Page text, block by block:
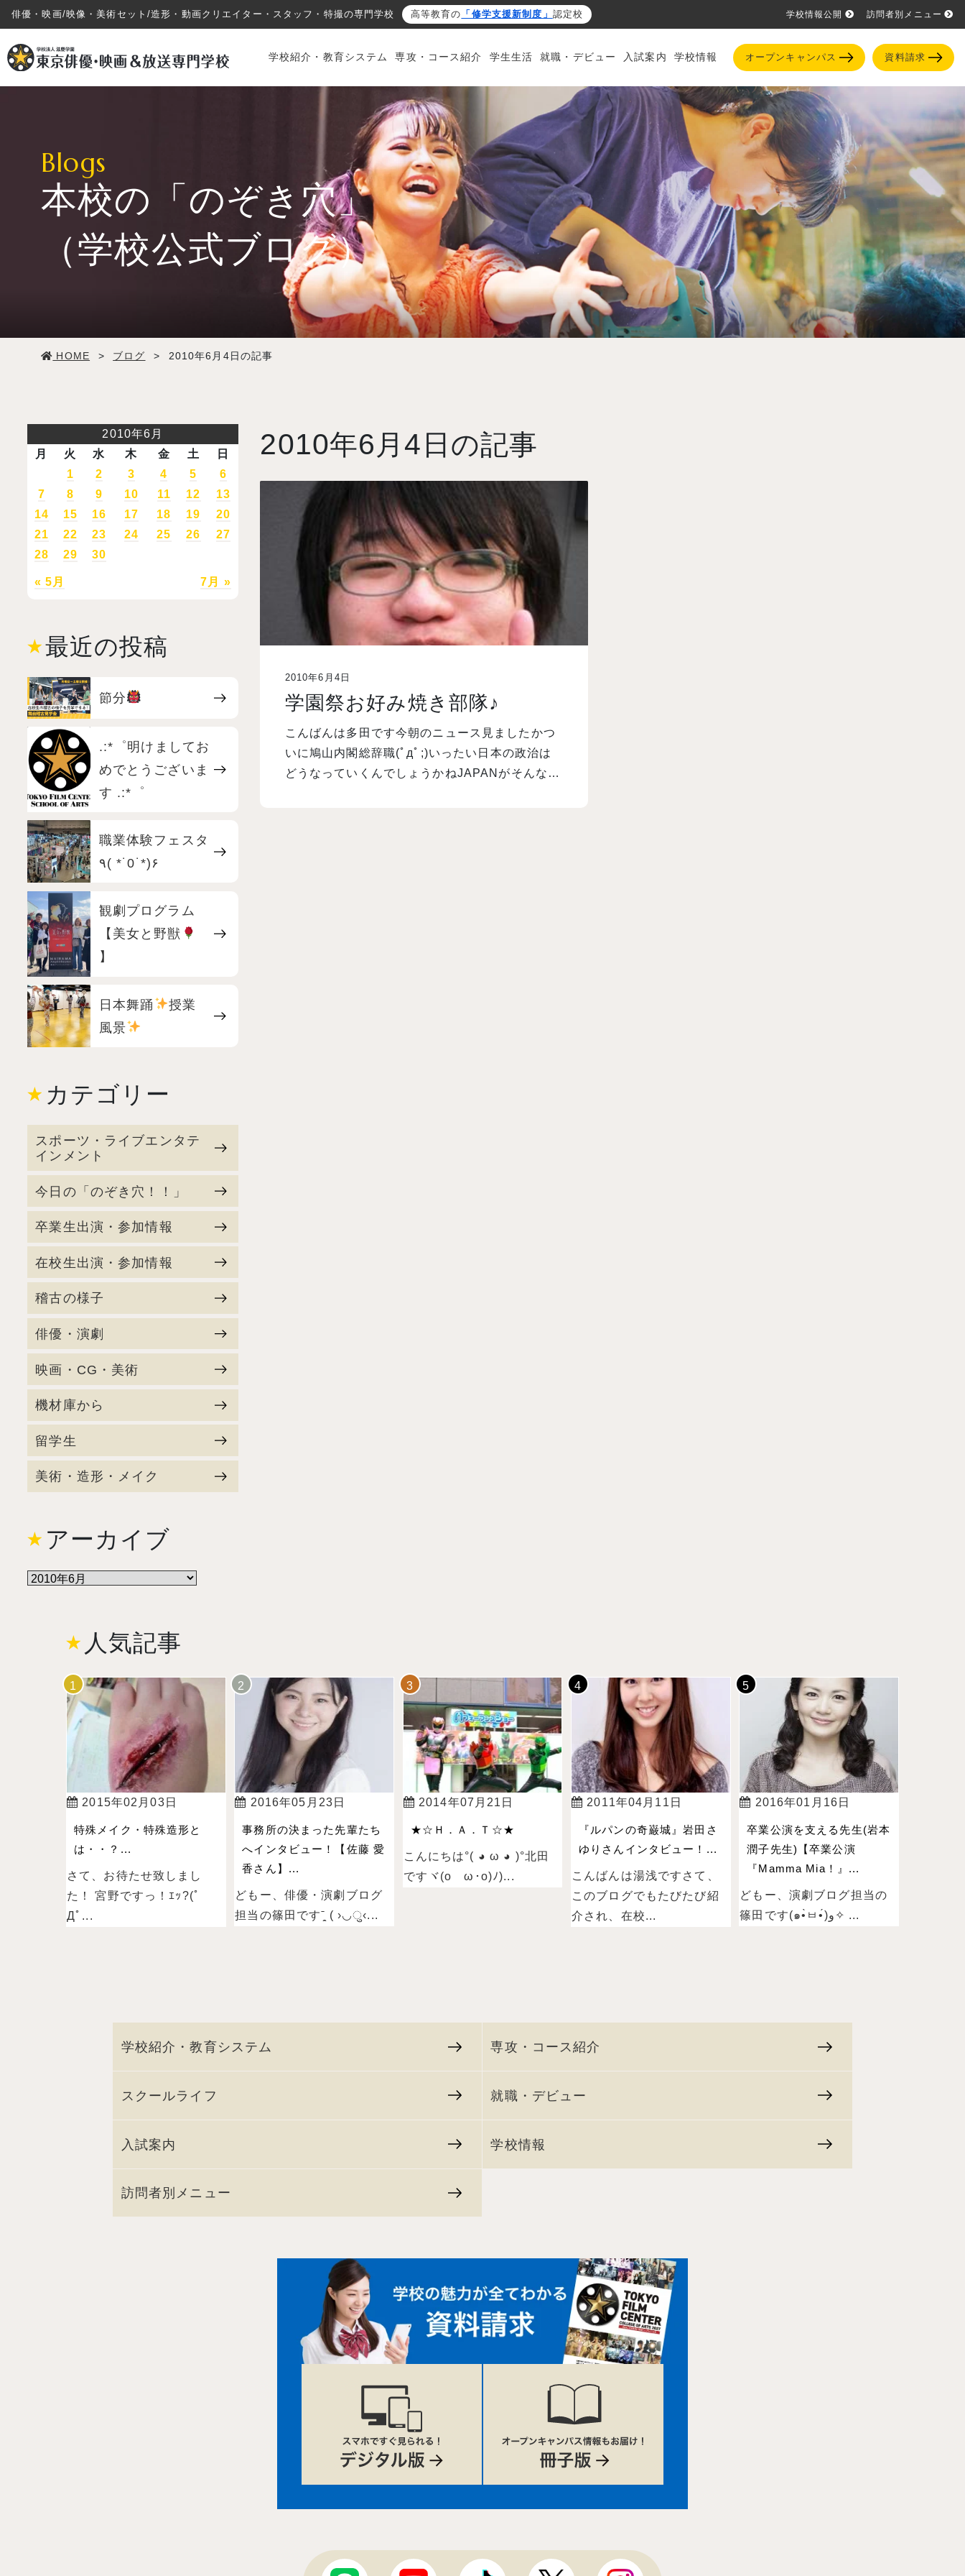
俳優・映画/映像・美術セット/造形・動画クリエイター・スタッフ・特撮の専門学校 高等教育の 「修学支援新制度」 認定校 学校情報公開 訪問者別メニュー
学校紹介・教育システム 専攻・コース紹介 学生生活 就職・デビュー 入試案内 学校情報 オープンキャンパス 資料請求
専攻・コース紹介
入試案内
学校情報
オープンキャンパス
訪問者別メニュー
Blogs
本校の「のぞき穴」
（学校公式ブログ）
HOME > ブログ > 2010年6月4日の記事
2010年6 月 4 日の記事
2010年6月4日
学園祭お好み焼き部隊♪
こんばんは多田です今朝のニュース見ましたかつ
いに鳩山内閣総辞職(ﾟдﾟ;)いったい日本の政治は
どうなっていくんでしょうかねJAPANがそんな…
2010年6月
月
火 水 木 金 土 日
« 5月 7月 »
1 2 3 4 5
6
7
8 9 10 11 12
13
14
15 16 17 18 19
20
21
22 23 24 25 26
27
28
29 30
最近の投稿
節分
.:*゜明けましてお
めでとうございま
す .:*゜
職業体験フェスタ
٩( *˙0˙*)۶
観劇プログラム
【美女と野獣
】
日本舞踊
授業
風景
カテゴリー
スポーツ・ライブエンタテ
インメント
今日の「のぞき穴！！」
卒業生出演・参加情報
在校生出演・参加情報
稽古の様子
俳優・演劇
映画・CG・美術
機材庫から
留学生
美術・造形・メイク
アーカイブ
人気記事
2015年02月03日
特殊メイク・特殊造形と
は・・？...
さて、お待たせ致しまし
た！ 宮野ですっ！ｴｯ?(ﾟ
Дﾟ...
2016年05月23日
事務所の決まった先輩たち
へインタビュー！【佐藤 愛
香さん】...
どもー、俳優・演劇ブログ
担当の篠田ですˉ̞̭ ( ›◡ु‹...
2014年07月21日
★☆Ｈ．Ａ．Ｔ☆★
こんにちは°( ◕ ω ◕ )°北田
ですヾ(oゝω･o)ﾉ)...
2011年04月11日
『ルパンの奇巌城』岩田さ
ゆりさんインタビュー！...
こんばんは湯浅ですさて、
このブログでもたびたび紹
介され、在校...
2016年01月16日
卒業公演を支える先生(岩本
潤子先生)【卒業公演
『Mamma Mia！』...
どもー、演劇ブログ担当の
篠田です(๑•̀ㅂ•́)و✧ ...
学校紹介・教育システム 専攻・コース紹介
スクールライフ 就職・デビュー
入試案内 学校情報
訪問者別メニュー